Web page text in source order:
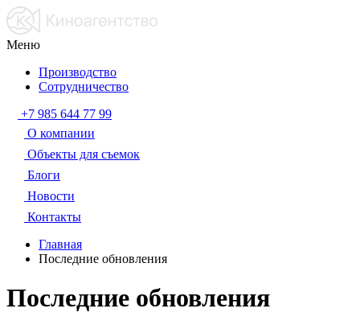
Меню
Производство
Сотрудничество
+7 985 644 77 99
О компании
Объекты для съемок
Блоги
Новости
Контакты
Главная
Последние обновления
Последние обновления